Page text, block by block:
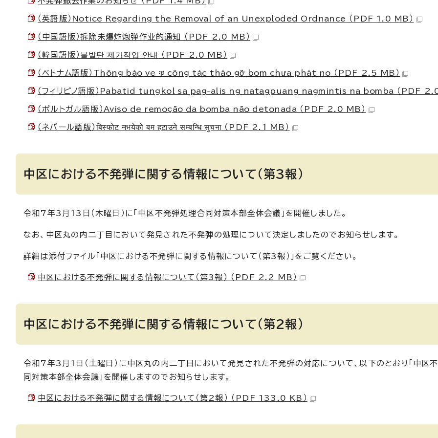
（英語版） Notice Regarding the Removal of an Unexploded Ordnance （PDF 1.0 MB）
（中国語版）拆除未爆炸炮弹作业的通知 （PDF 2.0 MB）
（韓国語版） 불발탄 제거작업 안내 （PDF 2.0 MB）
（ベトナム語版） Thông báo ve ቹ công tác tháo gỡ bom chưa phát no （PDF 2.5 MB）
（フィリピノ語版） Pabatid tungkol sa pag-alis ng natagpuang nagmintis na bomba （PDF
（ポルトガル語版） Aviso de remoção da bomba não detonada （PDF 2.0 MB）
（ネパール語版）बिस्फोट नभयेको बम हटाउने सम्बन्धि सुचना （PDF 2.1 MB）
中区における不発弾に関する情報について（第3報）
令和7年3月13日（木曜日）に「中区不発弾処理合同対策本部全体会議」を開催しました。
なお、中区丸の内二丁目において発見された不発弾の処理について決定しましたのでお知らせします。
詳細は添付ファイル「中区における不発弾に関する情報について（第3報）」をご覧ください。
中区における不発弾に関する情報について（第3報） （PDF 2.2 MB）
中区における不発弾に関する情報について（第2報）
令和7年3月1日（土曜日）に中区丸の内二丁目において発見された不発弾の対応について、以下のとおり「中区
同対策本部全体会議」を開催しますのでお知らせします。
中区における不発弾に関する情報について（第2報） （PDF 133.0 KB）